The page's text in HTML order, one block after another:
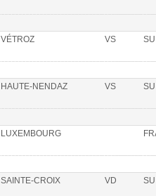
VÉTROZ VS
HAUTE-NENDAZ VS
LUXEMBOURG
SAINTE-CROIX VD